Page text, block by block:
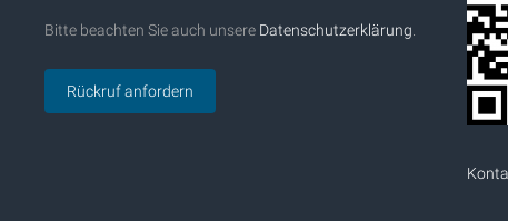
Bitte beachten Sie auch unsere Datenschutzerklärung